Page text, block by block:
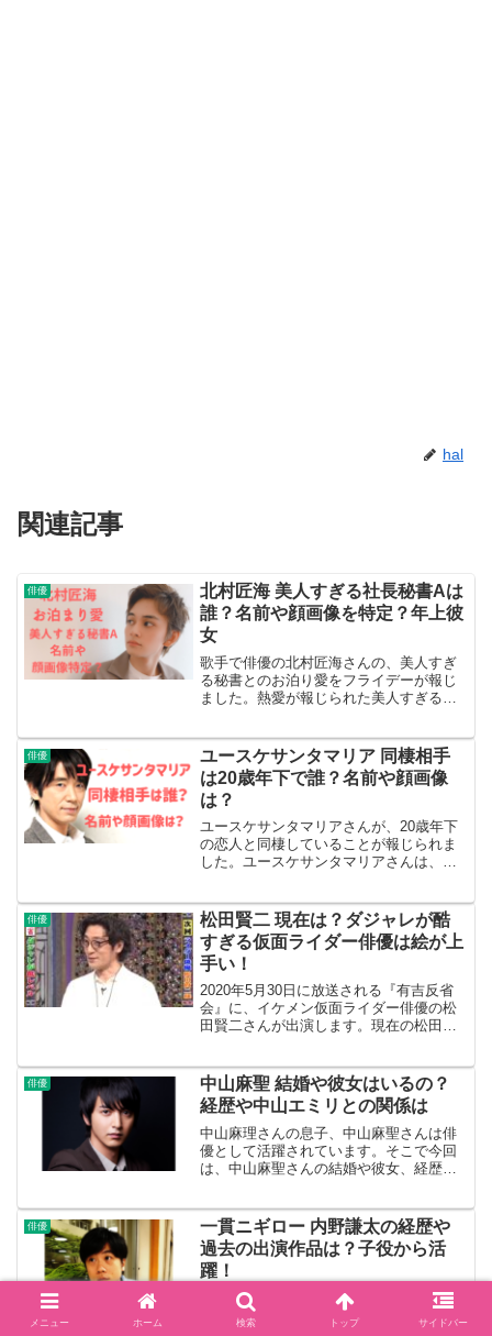
hal
関連記事
俳優
北村匠海 美人すぎる社長秘書Aは
誰？名前や顔画像を特定？年上彼
女
歌手で俳優の北村匠海さんの、美人すぎ
る秘書とのお泊り愛をフライデーが報じ
ました。熱愛が報じられた美人すぎる秘
と熱愛報道北村匠海さんが、美人秘書と
のお泊り愛をスクープされ...
俳優
ユースケサンタマリア 同棲相手
は20歳年下で誰？名前や顔画像
は？
ユースケサンタマリアさんが、20歳年下
の恋人と同棲していることが報じられま
した。ユースケサンタマリアさんは、
さんと同棲が報じられた20歳年下の女性
とは、結婚も視野...
俳優
松田賢二 現在は？ダジャレが酷
すぎる仮面ライダー俳優は絵が上
手い！
2020年5月30日に放送される『有吉反省
会』に、イケメン仮面ライダー俳優の松
田賢二さんが出演します。現在の松田賢
ファンもドン引きだというのです。今回
は、松田賢二さん...
俳優
中山麻聖 結婚や彼女はいるの？
経歴や中山エミリとの関係は
中山麻理さんの息子、中山麻聖さんは俳
優として活躍されています。そこで今回
は、中山麻聖さんの結婚や彼女、経歴や
麻聖 ブログを更新しました。 『29年前の
今日誕生しました』...
俳優
一貫ニギロー 内野謙太の経歴や
過去の出演作品は？子役から活
躍！
大人気の仮面ライダーゼロワンでは、毎
回ゲストが話題になっています。1話では
腹筋太郎が、2話ではマルモ君が反響を呼
メニュー ホーム 検索 トップ サイドバー